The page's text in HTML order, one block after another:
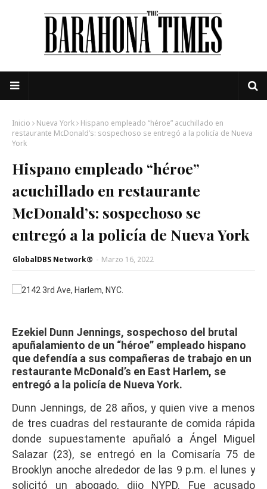
Inicio Nueva York
Hispano empleado “héroe” acuchillado en
restaurante McDonald’s: sospechoso se entregó a la policía de Nueva
York
Hispano empleado “héroe”
acuchillado en restaurante
McDonald’s: sospechoso se
entregó a la policía de Nueva York
GlobalDBS Network® - Marzo 16, 2022
Ezekiel Dunn Jennings, sospechoso del brutal
apuñalamiento de un “héroe” empleado hispano
que defendía a sus compañeras de trabajo en un
restaurante McDonald’s en East Harlem, se
entregó a la policía de Nueva York.
Dunn Jennings, de 28 años, y quien vive a menos
de tres cuadras del restaurante de comida rápida
donde supuestamente apuñaló a Ángel Miguel
Salazar (23), se entregó en la Comisaría 75 de
Brooklyn anoche alrededor de las 9 p.m. el lunes y
solicitó un abogado, dijo NYPD. Fue acusado